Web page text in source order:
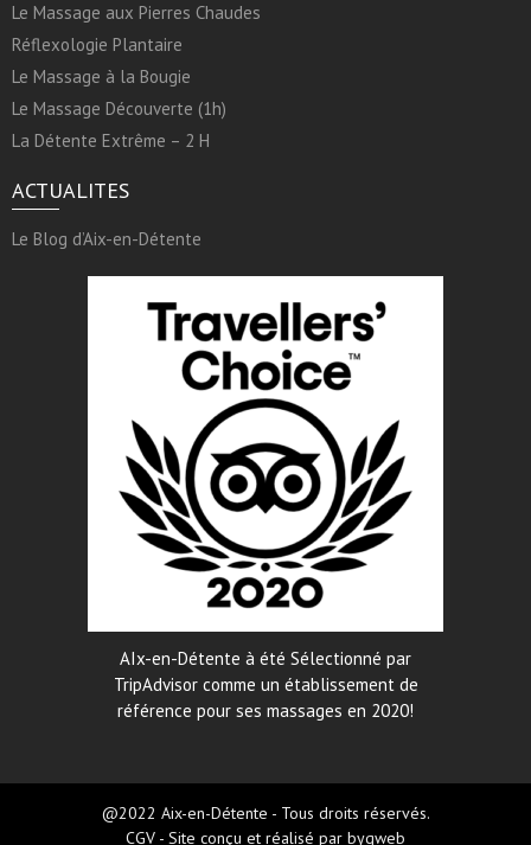
Le Massage aux Pierres Chaudes
Réflexologie Plantaire
Le Massage à la Bougie
Le Massage Découverte (1h)
La Détente Extrême – 2 H
ACTUALITES
Le Blog d’Aix-en-Détente
AIx-en-Détente à été Sélectionné par
TripAdvisor comme un établissement de
référence pour ses massages en 2020!
@2022 Aix-en-Détente - Tous droits réservés.
CGV - Site conçu et réalisé par bygweb